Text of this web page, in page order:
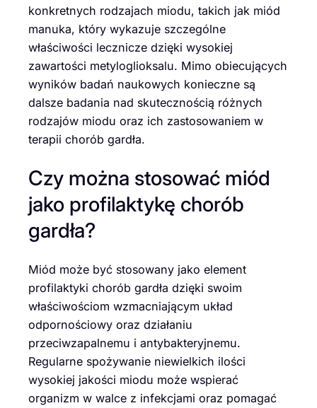
konkretnych rodzajach miodu, takich jak miód
manuka, który wykazuje szczególne
właściwości lecznicze dzięki wysokiej
zawartości metyloglioksalu. Mimo obiecujących
wyników badań naukowych konieczne są
dalsze badania nad skutecznością różnych
rodzajów miodu oraz ich zastosowaniem w
terapii chorób gardła.
Czy można stosować miód
jako profilaktykę chorób
gardła?
Miód może być stosowany jako element
profilaktyki chorób gardła dzięki swoim
właściwościom wzmacniającym układ
odpornościowy oraz działaniu
przeciwzapalnemu i antybakteryjnemu.
Regularne spożywanie niewielkich ilości
wysokiej jakości miodu może wspierać
organizm w walce z infekcjami oraz pomagać